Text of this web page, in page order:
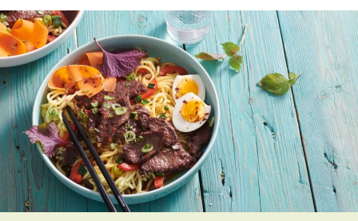
Články
TV Program
Škola vaření
Recepty z TV
Speciál: Cuketa